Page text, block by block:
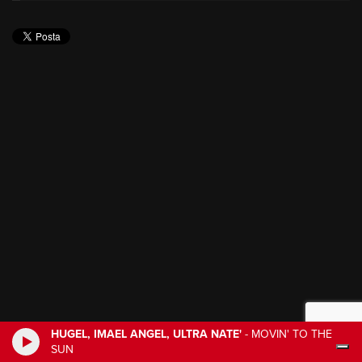
HUGEL, IMAEL ANGEL, ULTRA NATE' - MOVIN' TO THE
SUN